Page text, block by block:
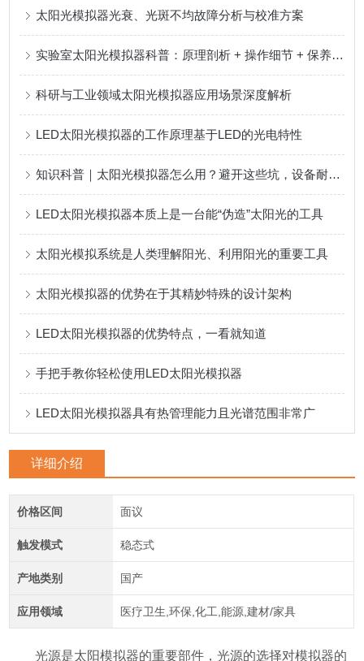
太阳光模拟器光衰、光斑不均故障分析与校准方案
实验室太阳光模拟器科普：原理剖析 + 操作细节 + 保养技巧
科研与工业领域太阳光模拟器应用场景深度解析
LED太阳光模拟器的工作原理基于LED的光电特性
知识科普｜太阳光模拟器怎么用？避开这些坑，设备耐用、测试精准
LED太阳光模拟器本质上是一台能“伪造”太阳光的工具
太阳光模拟系统是人类理解阳光、利用阳光的重要工具
太阳光模拟器的优势在于其精妙特殊的设计架构
LED太阳光模拟器的优势特点，一看就知道
手把手教你轻松使用LED太阳光模拟器
LED太阳光模拟器具有热管理能力且光谱范围非常广
详细介绍
价格区间 面议
触发模式 稳态式
产地类别 国产
应用领域 医疗卫生,环保,化工,能源,建材/家具
光源是太阳模拟器的重要部件，光源的选择对模拟器的